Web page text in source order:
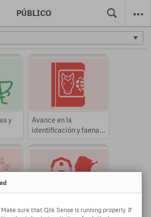
PÚBLICO
y
Avance en la
identificación y faena
de équidos migrados
del Sistema Realidad
Brotes de Influenza
sure that Qlik Sense is running properly. If